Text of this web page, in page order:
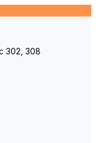
302, 308